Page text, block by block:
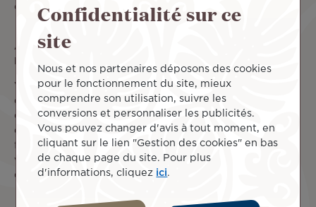
cabine gratuitement en plus de votre franchise.
Absence d’alimentation électrique en cabine Moana
Veuillez noter qu’aucune prise d’alimentation n’est
disponible en cabine Moana Economy. Si vous prévoyez
d’utiliser votre appareil pendant le vol, assurez-vous qu’il
dispose d’une autonomie suffisante pour son
fonctionnement tout au long du trajet. La batterie de
votre appareil doit permettre une utilisation pendant une
durée équivalente à 1,5 fois celle du vol prévu.
Confidentialité sur ce
site
Nous et nos partenaires déposons des cookies
pour le fonctionnement du site, mieux
comprendre son utilisation, suivre les
conversions et personnaliser les publicités.
Vous pouvez changer d'avis à tout moment, en
cliquant sur le lien "Gestion des cookies" en bas
de chaque page du site. Pour plus
d'informations, cliquez ici.